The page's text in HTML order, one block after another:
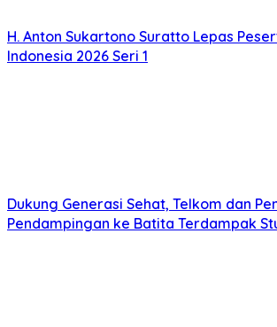
H. Anton Sukartono Suratto Lepas
Indonesia 2026 Seri 1
Dukung Generasi Sehat, Telkom dan
Pendampingan ke Batita Terdampak